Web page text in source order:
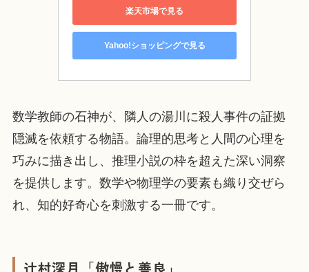
楽天市場で見る
Yahoo!ショッピングで見る
数学教師の石神が、隣人の湯川に殺人事件の証拠
隠滅を依頼する物語。論理的思考と人間の心理を
巧みに描き出し、推理小説の枠を超えた深い洞察
を提供します。数学や物理学の要素も織り交ぜら
れ、知的好奇心を刺激する一冊です。
辻村深月「傲慢と善良」